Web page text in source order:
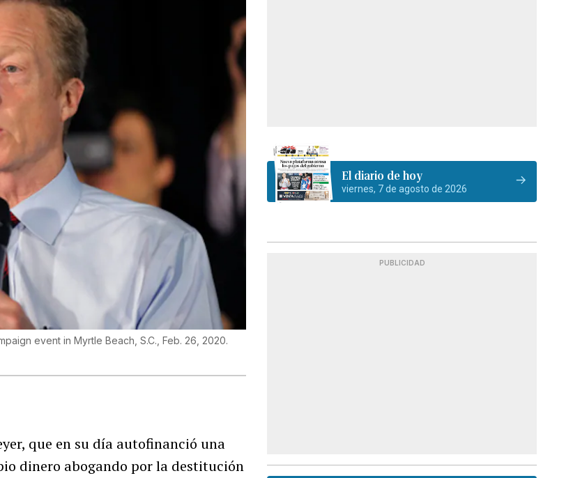
event in Myrtle Beach, S.C., Feb. 26, 2020.
que en su día autofinanció una
dinero abogando por la destitución
El diario de hoy
viernes, 7 de agosto de 2026
PUBLICIDAD